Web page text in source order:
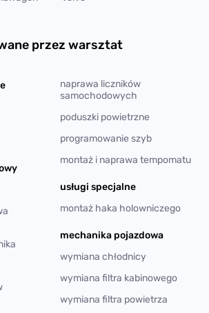
przez warsztat
naprawa liczników
samochodowych
poduszki powietrzne
programowanie szyb
montaż i naprawa tempomatu
usługi specjalne
montaż haka holowniczego
mechanika pojazdowa
wymiana chłodnicy
wymiana filtra kabinowego
wymiana filtra powietrza